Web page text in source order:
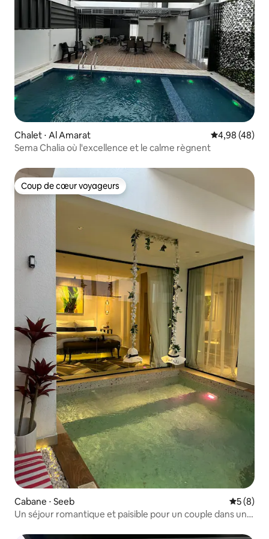
Chalet ⋅ Al Amarat Évaluation
4,98 (48)
Sema Chalia où l'excellence et le calme règnent
Coup de cœur voyageurs
Coup de cœur voyageurs
Cabane ⋅ Seeb
5 (8)
Un séjour romantique et paisible pour un couple dans un